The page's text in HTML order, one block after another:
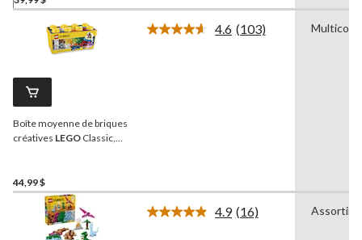
Boîte moyenne de briques
créatives LEGO Classic,
44,99 $
4.6 Lire
(103)
4.9 Lire
(16)